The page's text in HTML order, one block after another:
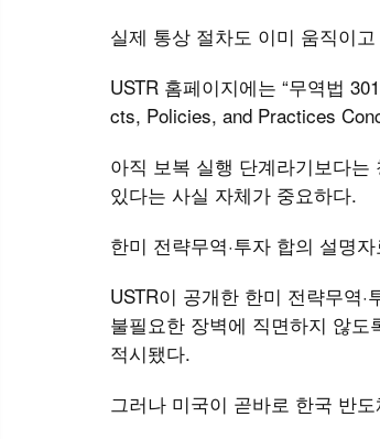
실제 통상 절차도 이미 움직이
USTR 홈페이지에는 “무역법
cts, Policies, and Practices
아직 보복 실행 단계라기보다
있다는 사실 자체가 중요하다.
한미 전략무역·투자 합의 설명
USTR이 공개한 한미 전략무역
불필요한 장벽에 직면하지 않도
적시됐다.
그러나 미국이 곧바로 한국 반